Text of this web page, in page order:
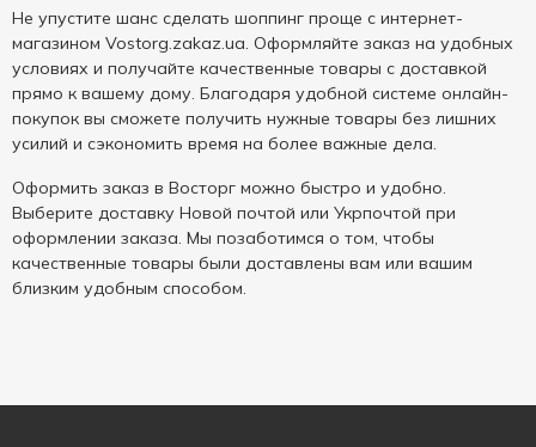
Не упустите шанс сделать шоппинг проще с интернет-
магазином Vostorg.zakaz.ua. Оформляйте заказ на удобных
условиях и получайте качественные товары с доставкой
прямо к вашему дому. Благодаря удобной системе онлайн-
покупок вы сможете получить нужные товары без лишних
усилий и сэкономить время на более важные дела.
Оформить заказ в Восторг можно быстро и удобно.
Выберите доставку Новой почтой или Укрпочтой при
оформлении заказа. Мы позаботимся о том, чтобы
качественные товары были доставлены вам или вашим
близким удобным способом.